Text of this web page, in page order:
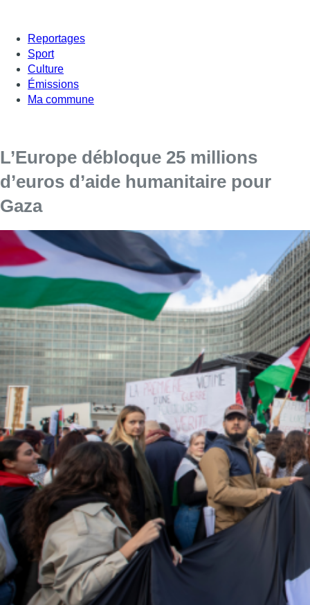
Reportages
Sport
Culture
Émissions
Ma commune
L’Europe débloque 25 millions
d’euros d’aide humanitaire pour
Gaza